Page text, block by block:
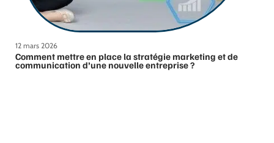
12 mars 2026
Comment mettre en place la stratégie marketing et de
communication d’une nouvelle entreprise ?